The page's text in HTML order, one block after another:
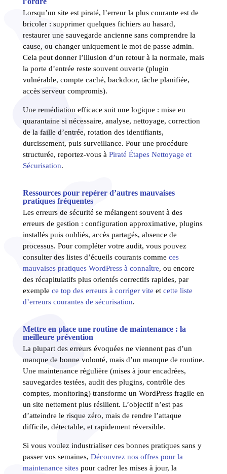
Lorsqu’un site est piraté, l’erreur la plus courante est de
bricoler : supprimer quelques fichiers au hasard,
restaurer une sauvegarde ancienne sans comprendre la
cause, ou changer uniquement le mot de passe admin.
Cela peut donner l’illusion d’un retour à la normale, mais
la porte d’entrée reste souvent ouverte (plugin
vulnérable, compte caché, backdoor, tâche planifiée,
accès serveur compromis).
Une remédiation efficace suit une logique : mise en
quarantaine si nécessaire, analyse, nettoyage, correction
de la faille d’entrée, rotation des identifiants,
durcissement, puis surveillance. Pour une procédure
structurée, reportez-vous à Piraté Étapes Nettoyage et
Sécurisation.
Ressources pour repérer d’autres mauvaises
pratiques fréquentes
Les erreurs de sécurité se mélangent souvent à des
erreurs de gestion : configuration approximative, plugins
installés puis oubliés, accès partagés, absence de
processus. Pour compléter votre audit, vous pouvez
consulter des listes d’écueils courants comme ces
mauvaises pratiques WordPress à connaître, ou encore
des récapitulatifs plus orientés correctifs rapides, par
exemple ce top des erreurs à corriger vite et cette liste
d’erreurs courantes de sécurisation.
Mettre en place une routine de maintenance : la
meilleure prévention
La plupart des erreurs évoquées ne viennent pas d’un
manque de bonne volonté, mais d’un manque de routine.
Une maintenance régulière (mises à jour encadrées,
sauvegardes testées, audit des plugins, contrôle des
comptes, monitoring) transforme un WordPress fragile en
un site nettement plus résilient. L’objectif n’est pas
d’atteindre le risque zéro, mais de rendre l’attaque
difficile, détectable, et rapidement réversible.
Si vous voulez industrialiser ces bonnes pratiques sans y
passer vos semaines, Découvrez nos offres pour la
maintenance sitespour cadrer les mises à jour, la